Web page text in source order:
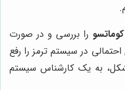
را بررسی و در صورت
در سیستم ترمز را رفع
به یک کارشناس سیستم